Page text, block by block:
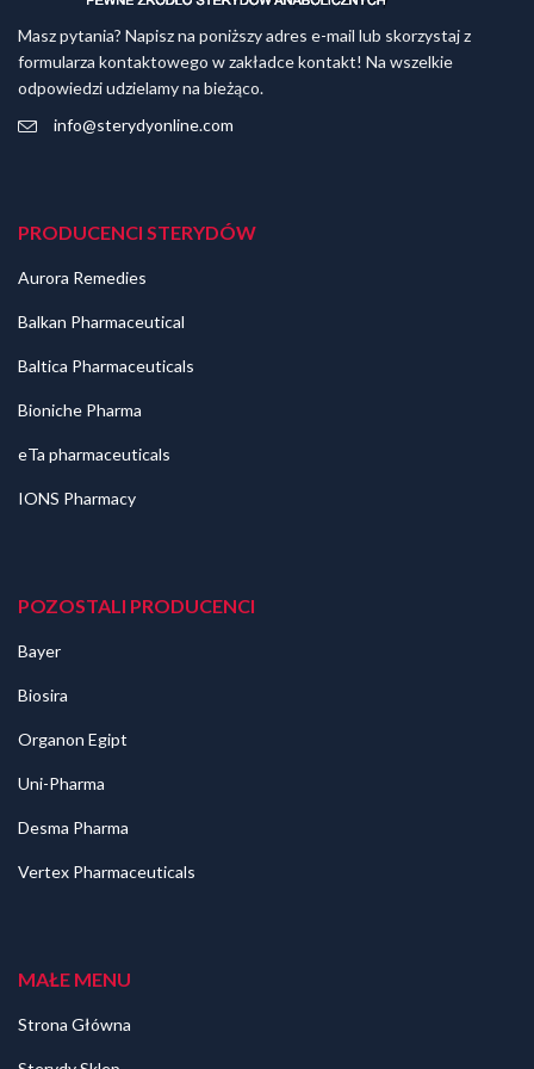
Masz pytania? Napisz na poniższy adres e-mail lub skorzystaj z
formularza kontaktowego w zakładce kontakt! Na wszelkie
odpowiedzi udzielamy na bieżąco.
info@sterydyonline.com
PRODUCENCI STERYDÓW
Aurora Remedies
Balkan Pharmaceutical
Baltica Pharmaceuticals
Bioniche Pharma
eTa pharmaceuticals
IONS Pharmacy
POZOSTALI PRODUCENCI
Bayer
Biosira
Organon Egipt
Uni-Pharma
Desma Pharma
Vertex Pharmaceuticals
MAŁE MENU
Strona Główna